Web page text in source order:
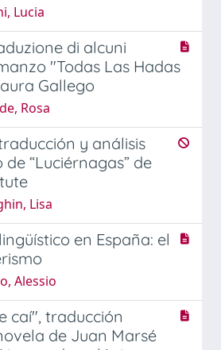
Lucia
di alcuni
"Todas Las Hadas
Gallego
Rosa
y análisis
“Luciérnagas” de
Lisa
en España: el
Alessio
caí", traducción
de Juan Marsé